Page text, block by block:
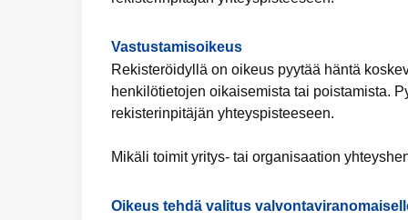
Vastustamisoikeus
Rekisteröidyllä on oikeus pyytää häntä
henkilötietojen oikaisemista tai poistamista.
rekisterinpitäjän yhteyspisteeseen.
Mikäli toimit yritys- tai organisaation
Oikeus tehdä valitus